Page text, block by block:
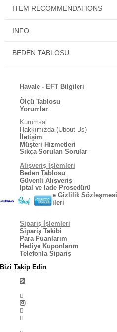
ITEM RECOMMENDATIONS
INFO
BEDEN TABLOSU
Havale - EFT Bilgileri
Ölçü Tablosu
Yorumlar
Kurumsal
Hakkımızda (Ubout Us)
İletişim
Müşteri Hizmetleri
Sıkça Sorulan Sorular
Alışveriş İşlemleri
Beden Tablosu
Güvenli Alışveriş
İptal ve İade Prosedürü
Kullanıcı ve Gizlilik Sözleşmesi
Kargo Bilgileri
Sipariş İşlemleri
Sipariş Takibi
Para Puanlarım
Hediye Kuponlarım
Telefonla Sipariş
Bizi Takip Edin